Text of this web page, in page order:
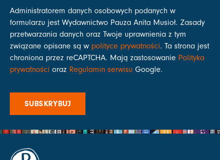
Administratorem danych osobowych podanych w
formularzu jest Wydawnictwo Pauza Anita Musioł. Zasady
przetwarzania danych oraz Twoje uprawnienia z tym
związane opisane są w polityce prywatności. Ta strona jest
chroniona przez reCAPTCHA. Mają zastosowanie Polityka
prywatności oraz Regulamin serwisu Google.
SUBSKRYBUJ